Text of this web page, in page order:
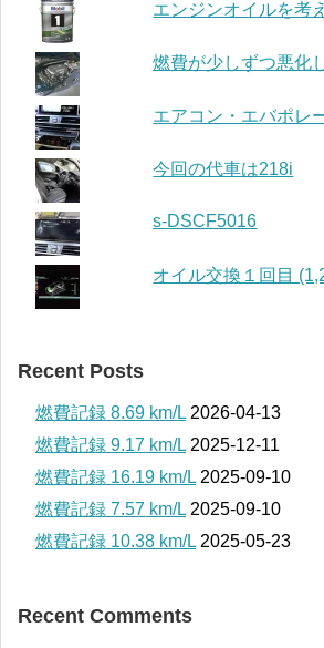
エンジンオイルを考
燃費が少しずつ悪化
エアコン・エバポレ
今回の代車は218i
s-DSCF5016
オイル交換１回目
Recent Posts
燃費記録 8.69 km/L 2026-04-13
燃費記録 9.17 km/L 2025-12-11
燃費記録 16.19 km/L 2025-09-10
燃費記録 7.57 km/L 2025-09-10
燃費記録 10.38 km/L 2025-05-23
Recent Comments